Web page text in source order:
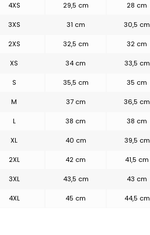
4XS 29,5 cm 28 cm
3XS 31 cm 30,5 cm
2XS 32,5 cm 32 cm
XS 34 cm 33,5 cm
S 35,5 cm 35 cm
M 37 cm 36,5 cm
L 38 cm 38 cm
XL 40 cm 39,5 cm
2XL 42 cm 41,5 cm
3XL 43,5 cm 43 cm
4XL 45 cm 44,5 cm